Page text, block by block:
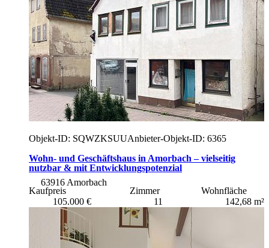
Objekt-ID: SQWZKSUUAnbieter-Objekt-ID: 6365
Wohn- und Geschäftshaus in Amorbach – vielseitig
nutzbar & mit Entwicklungspotenzial
63916 Amorbach
Kaufpreis
105.000 €
Zimmer
11
Wohnfläche
142,68 m²